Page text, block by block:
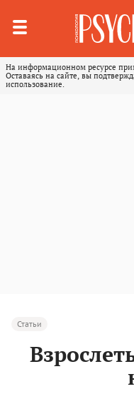
На информационном ресурсе
Оставаясь на сайте, вы
использование.
Статьи